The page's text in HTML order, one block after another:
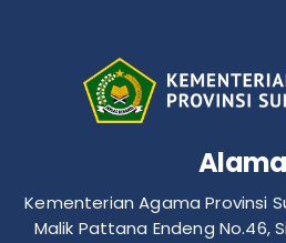
Kementerian Agama Provinsi
Malik Pattana Endeng No.46,